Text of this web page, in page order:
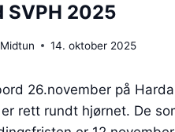
SVPH 2025
14. oktober 2025
26.november på
rett rundt hjørnet. De